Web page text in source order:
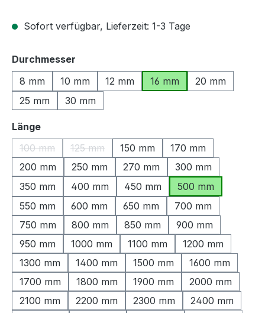
Sofort verfügbar, Lieferzeit: 1-3 Tage
Durchmesser
8 mm
10 mm 12 mm 16 mm
20 mm
25 mm
30 mm
Längeauswählen
100 mm
(Diese Option ist zurzeit nicht verfügbar.)
125 mm
(Diese Option ist zurzeit nicht verfügbar.)
150 mm
170 mm
200 mm
250 mm 270 mm
300 mm
350 mm
400 mm 450 mm
500 mm
550 mm
600 mm 650 mm
700 mm
750 mm
800 mm 850 mm
900 mm
950 mm
1000 mm 1100 mm
1200 mm
1300 mm
1400 mm 1500 mm
1600 mm
1700 mm
1800 mm 1900 mm
2000 mm
2100 mm
2200 mm 2300 mm
2400 mm